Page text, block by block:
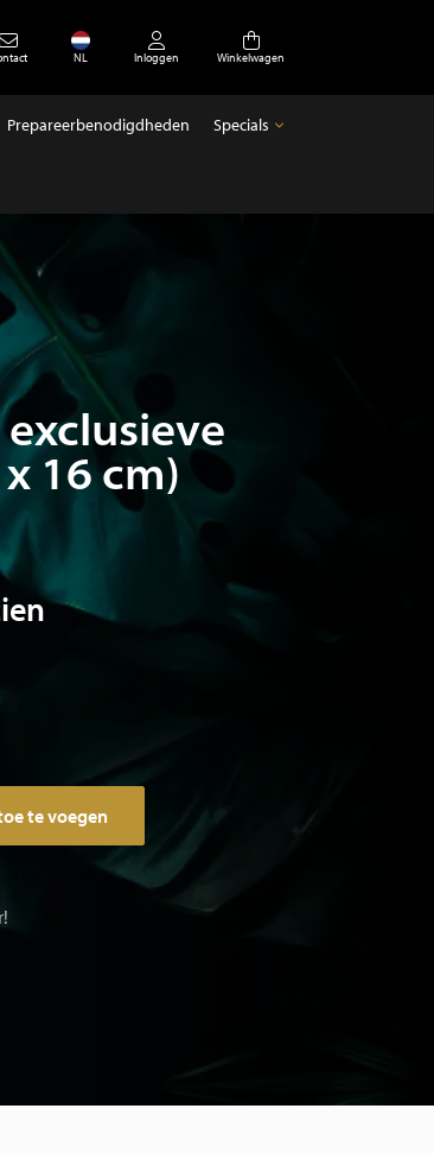
NL Inloggen Winkelwagen
Prepareerbenodigdheden Specials
16 cm)
te voegen